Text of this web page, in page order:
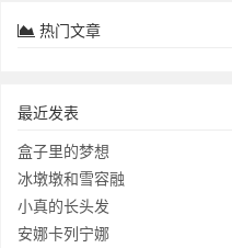
热门文章
最近发表
盒子里的梦想
冰墩墩和雪容融
小真的长头发
安娜卡列宁娜